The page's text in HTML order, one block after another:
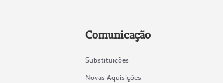
Comunicação
Substituições
Novas Aquisições